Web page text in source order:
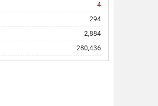
4
294
2,884
280,436